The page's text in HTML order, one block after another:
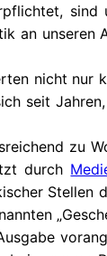
an
nicht nur
seit
zu
durch
Stellen